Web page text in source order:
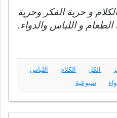
و حرية الفكر وحرية
و اللباس والدواء.
الكل الكلام
اللباس
شيوعية